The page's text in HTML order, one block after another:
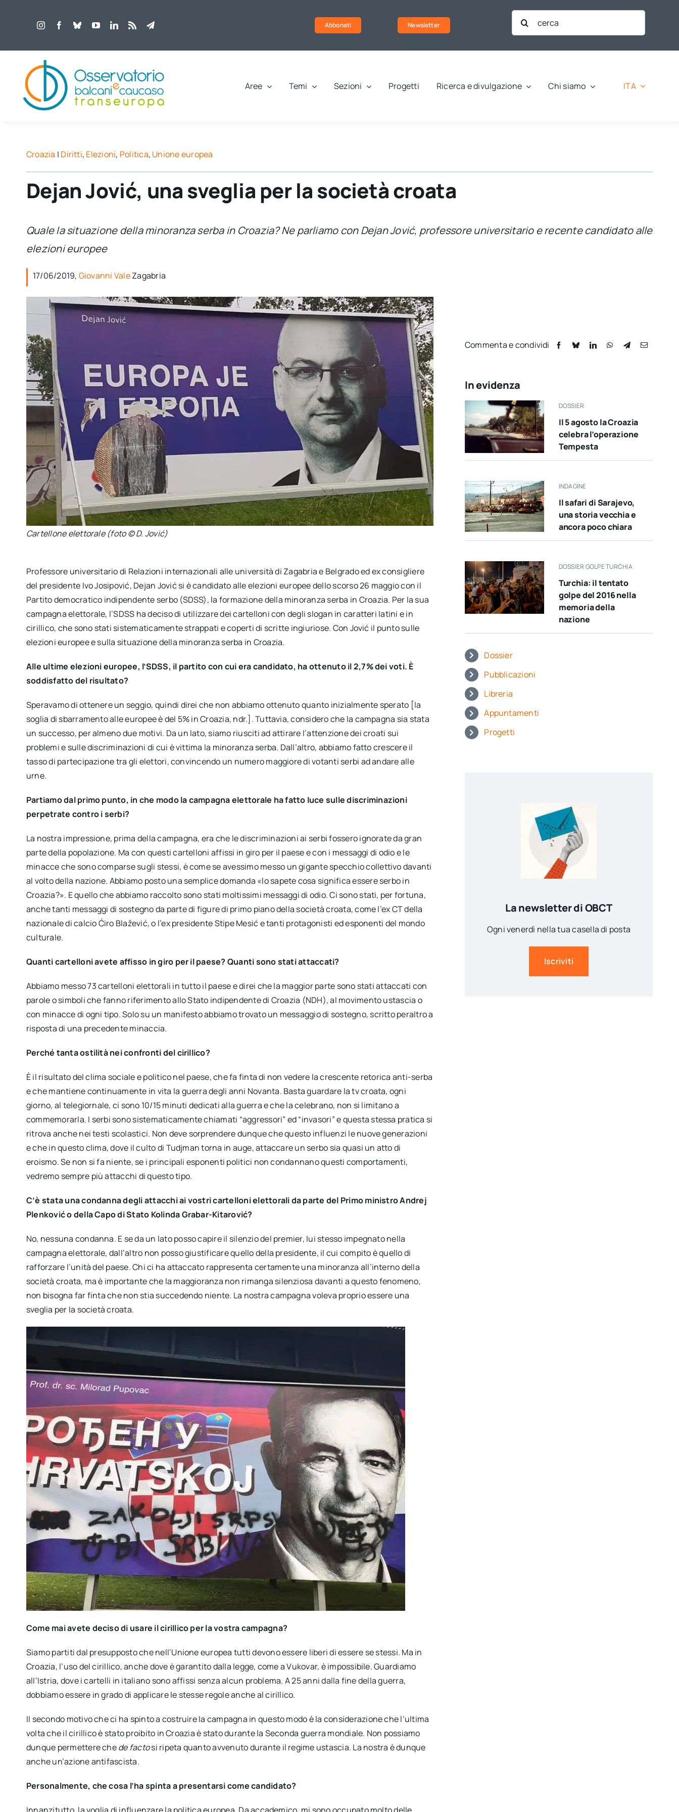
Abbonati Newsletter
Cerca
per:
Aree Temi Sezioni Progetti Ricerca e divulgazione Chi siamo ITA
Croazia | Diritti, Elezioni, Politica, Unione europea
Dejan Jović, una sveglia per la società croata
Quale la situazione della minoranza serba in Croazia? Ne parliamo con Dejan Jović, professore universitario e recente candidato alle
elezioni europee
17/06/2019, Giovanni ValeZagabria
Cartellone elettorale (foto © D. Jović)
Professore universitario di Relazioni internazionali alle università di Zagabria e Belgrado ed ex consigliere
del presidente Ivo Josipović, Dejan Jović si è candidato alle elezioni europee dello scorso 26 maggio con il
Partito democratico indipendente serbo (SDSS), la formazione della minoranza serba in Croazia. Per la sua
campagna elettorale, l’SDSS ha deciso di utilizzare dei cartelloni con degli slogan in caratteri latini e in
cirillico, che sono stati sistematicamente strappati e coperti di scritte ingiuriose. Con Jović il punto sulle
elezioni europee e sulla situazione della minoranza serba in Croazia.
Alle ultime elezioni europee, l’SDSS, il partito con cui era candidato, ha ottenuto il 2,7% dei voti. È
soddisfatto del risultato?
Speravamo di ottenere un seggio, quindi direi che non abbiamo ottenuto quanto inizialmente sperato [la
soglia di sbarramento alle europee è del 5% in Croazia, ndr.]. Tuttavia, considero che la campagna sia stata
un successo, per almeno due motivi. Da un lato, siamo riusciti ad attirare l’attenzione dei croati sui
problemi e sulle discriminazioni di cui è vittima la minoranza serba. Dall’altro, abbiamo fatto crescere il
tasso di partecipazione tra gli elettori, convincendo un numero maggiore di votanti serbi ad andare alle
urne.
Partiamo dal primo punto, in che modo la campagna elettorale ha fatto luce sulle discriminazioni
perpetrate contro i serbi?
La nostra impressione, prima della campagna, era che le discriminazioni ai serbi fossero ignorate da gran
parte della popolazione. Ma con questi cartelloni affissi in giro per il paese e con i messaggi di odio e le
minacce che sono comparse sugli stessi, è come se avessimo messo un gigante specchio collettivo davanti
al volto della nazione. Abbiamo posto una semplice domanda «lo sapete cosa significa essere serbo in
Croazia?». E quello che abbiamo raccolto sono stati moltissimi messaggi di odio. Ci sono stati, per fortuna,
anche tanti messaggi di sostegno da parte di figure di primo piano della società croata, come l’ex CT della
nazionale di calcio Ćiro Blažević, o l’ex presidente Stipe Mesić e tanti protagonisti ed esponenti del mondo
culturale.
Quanti cartelloni avete affisso in giro per il paese? Quanti sono stati attaccati?
Abbiamo messo 73 cartelloni elettorali in tutto il paese e direi che la maggior parte sono stati attaccati con
parole o simboli che fanno riferimento allo Stato indipendente di Croazia (NDH), al movimento ustascia o
con minacce di ogni tipo. Solo su un manifesto abbiamo trovato un messaggio di sostegno, scritto peraltro a
risposta di una precedente minaccia.
Perché tanta ostilità nei confronti del cirillico?
È il risultato del clima sociale e politico nel paese, che fa finta di non vedere la crescente retorica anti-serba
e che mantiene continuamente in vita la guerra degli anni Novanta. Basta guardare la tv croata, ogni
giorno, al telegiornale, ci sono 10/15 minuti dedicati alla guerra e che la celebrano, non si limitano a
commemorarla. I serbi sono sistematicamente chiamati “aggressori” ed “invasori” e questa stessa pratica si
ritrova anche nei testi scolastici. Non deve sorprendere dunque che questo influenzi le nuove generazioni
e che in questo clima, dove il culto di Tudjman torna in auge, attaccare un serbo sia quasi un atto di
eroismo. Se non si fa niente, se i principali esponenti politici non condannano questi comportamenti,
vedremo sempre più attacchi di questo tipo.
C’è stata una condanna degli attacchi ai vostri cartelloni elettorali da parte del Primo ministro Andrej
Plenković o della Capo di Stato Kolinda Grabar-Kitarović?
No, nessuna condanna. E se da un lato posso capire il silenzio del premier, lui stesso impegnato nella
campagna elettorale, dall’altro non posso giustificare quello della presidente, il cui compito è quello di
rafforzare l’unità del paese. Chi ci ha attaccato rappresenta certamente una minoranza all’interno della
società croata, ma è importante che la maggioranza non rimanga silenziosa davanti a questo fenomeno,
non bisogna far finta che non stia succedendo niente. La nostra campagna voleva proprio essere una
sveglia per la società croata.
Come mai avete deciso di usare il cirillico per la vostra campagna?
Siamo partiti dal presupposto che nell’Unione europea tutti devono essere liberi di essere se stessi. Ma in
Croazia, l’uso del cirillico, anche dove è garantito dalla legge, come a Vukovar, è impossibile. Guardiamo
all’Istria, dove i cartelli in italiano sono affissi senza alcun problema. A 25 anni dalla fine della guerra,
dobbiamo essere in grado di applicare le stesse regole anche al cirillico.
Il secondo motivo che ci ha spinto a costruire la campagna in questo modo è la considerazione che l’ultima
volta che il cirillico è stato proibito in Croazia è stato durante la Seconda guerra mondiale. Non possiamo
dunque permettere chede factosi ripeta quanto avvenuto durante il regime ustascia. La nostra è dunque
anche un’azione antifascista.
Personalmente, che cosa l’ha spinta a presentarsi come candidato?
Commenta e condividi
In evidenza
DOSSIER
Il 5 agosto la Croazia
celebra l’operazione
Tempesta
INDAGINE
Il safari di Sarajevo,
una storia vecchia e
ancora poco chiara
DOSSIER GOLPE TURCHIA
Turchia: il tentato
golpe del 2016 nella
memoria della
nazione
Dossier
Pubblicazioni
Libreria
Appuntamenti
Progetti
La newsletter di OBCT
Ogni venerdì nella tua casella di posta
Iscriviti